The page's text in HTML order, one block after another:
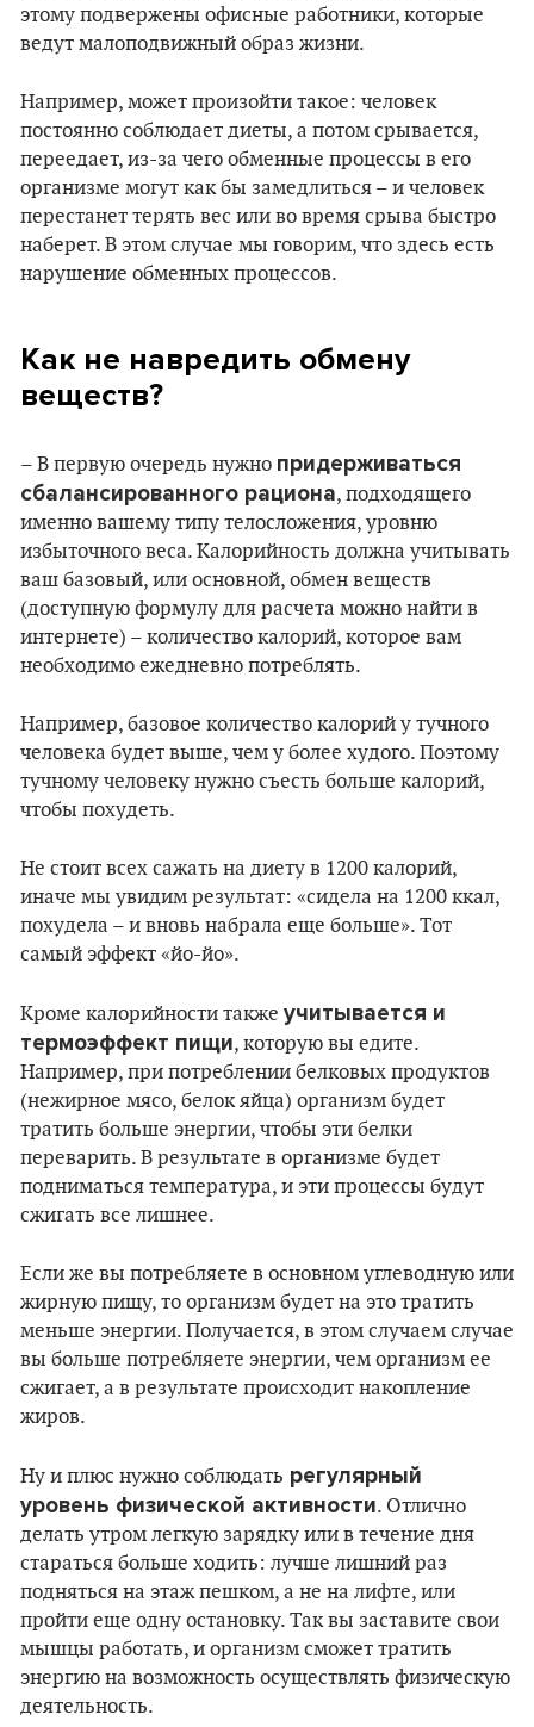
этому подвержены офисные работники, которые
ведут малоподвижный образ жизни.
Например, может произойти такое: человек
постоянно соблюдает диеты, а потом срывается,
переедает, из-за чего обменные процессы в его
организме могут как бы замедлиться – и человек
перестанет терять вес или во время срыва быстро
наберет. В этом случае мы говорим, что здесь есть
нарушение обменных процессов.
Как не навредить обмену
веществ?
– В первую очередь нужно придерживаться
сбалансированного рациона, подходящего
именно вашему типу телосложения, уровню
избыточного веса. Калорийность должна учитывать
ваш базовый, или основной, обмен веществ
(доступную формулу для расчета можно найти в
интернете) – количество калорий, которое вам
необходимо ежедневно потреблять.
Например, базовое количество калорий у тучного
человека будет выше, чем у более худого. Поэтому
тучному человеку нужно съесть больше калорий,
чтобы похудеть.
Не стоит всех сажать на диету в 1200 калорий,
иначе мы увидим результат: «сидела на 1200 ккал,
похудела – и вновь набрала еще больше». Тот
самый эффект «йо-йо».
Кроме калорийности также учитывается и
термоэффект пищи, которую вы едите.
Например, при потреблении белковых продуктов
(нежирное мясо, белок яйца) организм будет
тратить больше энергии, чтобы эти белки
переварить. В результате в организме будет
подниматься температура, и эти процессы будут
сжигать все лишнее.
Если же вы потребляете в основном углеводную или
жирную пищу, то организм будет на это тратить
меньше энергии. Получается, в этом случаем случае
вы больше потребляете энергии, чем организм ее
сжигает, а в результате происходит накопление
жиров.
Ну и плюс нужно соблюдать регулярный
уровень физической активности. Отлично
делать утром легкую зарядку или в течение дня
стараться больше ходить: лучше лишний раз
подняться на этаж пешком, а не на лифте, или
пройти еще одну остановку. Так вы заставите свои
мышцы работать, и организм сможет тратить
энергию на возможность осуществлять физическую
деятельность.